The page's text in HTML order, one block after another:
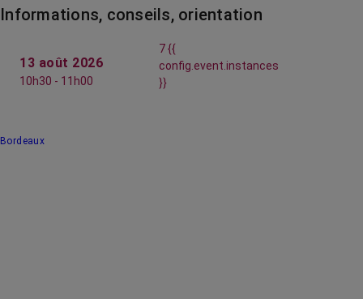
Informations, conseils, orientation
13 août 2026
10h30 - 11h00
7 {{
config.event.instances
}}
Bordeaux